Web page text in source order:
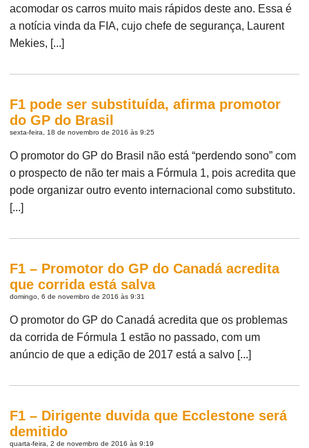
acomodar os carros muito mais rápidos deste ano. Essa é
a notícia vinda da FIA, cujo chefe de segurança, Laurent
Mekies, [...]
F1 pode ser substituída, afirma promotor
do GP do Brasil
sexta-feira, 18 de novembro de 2016 às 9:25
O promotor do GP do Brasil não está “perdendo sono” com
o prospecto de não ter mais a Fórmula 1, pois acredita que
pode organizar outro evento internacional como substituto.
[...]
F1 – Promotor do GP do Canadá acredita
que corrida está salva
domingo, 6 de novembro de 2016 às 9:31
O promotor do GP do Canadá acredita que os problemas
da corrida de Fórmula 1 estão no passado, com um
anúncio de que a edição de 2017 está a salvo [...]
F1 – Dirigente duvida que Ecclestone será
demitido
quarta-feira, 2 de novembro de 2016 às 9:19